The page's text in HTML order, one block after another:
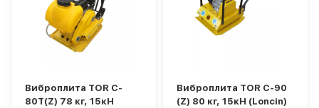
Виброплита TOR C-
80T(Z) 78 кг, 15кН
Виброплита TOR C-90
(Z) 80 кг, 15кН (Loncin)